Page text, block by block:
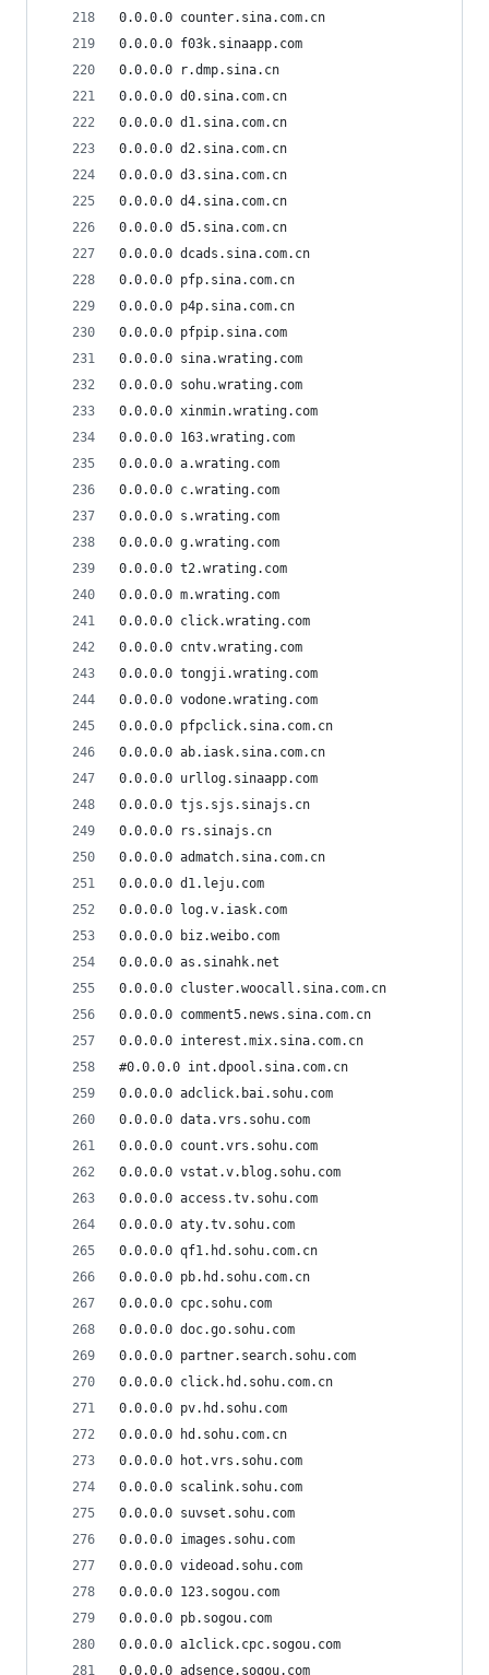
0.0.0.0 counter.sina.com.cn
0.0.0.0 f03k.sinaapp.com
0.0.0.0 r.dmp.sina.cn
0.0.0.0 d0.sina.com.cn
0.0.0.0 d1.sina.com.cn
0.0.0.0 d2.sina.com.cn
0.0.0.0 d3.sina.com.cn
0.0.0.0 d4.sina.com.cn
0.0.0.0 d5.sina.com.cn
0.0.0.0 dcads.sina.com.cn
0.0.0.0 pfp.sina.com.cn
0.0.0.0 p4p.sina.com.cn
0.0.0.0 pfpip.sina.com
0.0.0.0 sina.wrating.com
0.0.0.0 sohu.wrating.com
0.0.0.0 xinmin.wrating.com
0.0.0.0 163.wrating.com
0.0.0.0 a.wrating.com
0.0.0.0 c.wrating.com
0.0.0.0 s.wrating.com
0.0.0.0 g.wrating.com
0.0.0.0 t2.wrating.com
0.0.0.0 m.wrating.com
0.0.0.0 click.wrating.com
0.0.0.0 cntv.wrating.com
0.0.0.0 tongji.wrating.com
0.0.0.0 vodone.wrating.com
0.0.0.0 pfpclick.sina.com.cn
0.0.0.0 ab.iask.sina.com.cn
0.0.0.0 urllog.sinaapp.com
0.0.0.0 tjs.sjs.sinajs.cn
0.0.0.0 rs.sinajs.cn
0.0.0.0 admatch.sina.com.cn
0.0.0.0 d1.leju.com
0.0.0.0 log.v.iask.com
0.0.0.0 biz.weibo.com
0.0.0.0 as.sinahk.net
0.0.0.0 cluster.woocall.sina.com.cn
0.0.0.0 comment5.news.sina.com.cn
0.0.0.0 interest.mix.sina.com.cn
#0.0.0.0 int.dpool.sina.com.cn
0.0.0.0 adclick.bai.sohu.com
0.0.0.0 data.vrs.sohu.com
0.0.0.0 count.vrs.sohu.com
0.0.0.0 vstat.v.blog.sohu.com
0.0.0.0 access.tv.sohu.com
0.0.0.0 aty.tv.sohu.com
0.0.0.0 qf1.hd.sohu.com.cn
0.0.0.0 pb.hd.sohu.com.cn
0.0.0.0 cpc.sohu.com
0.0.0.0 doc.go.sohu.com
0.0.0.0 partner.search.sohu.com
0.0.0.0 click.hd.sohu.com.cn
0.0.0.0 pv.hd.sohu.com
0.0.0.0 hd.sohu.com.cn
0.0.0.0 hot.vrs.sohu.com
0.0.0.0 scalink.sohu.com
0.0.0.0 suvset.sohu.com
0.0.0.0 images.sohu.com
0.0.0.0 videoad.sohu.com
0.0.0.0 123.sogou.com
0.0.0.0 pb.sogou.com
0.0.0.0 a1click.cpc.sogou.com
0.0.0.0 adsence.sogou.com